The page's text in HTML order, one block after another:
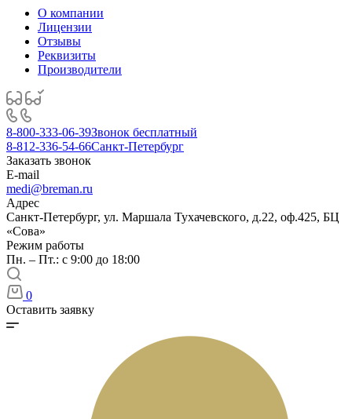
О компании
Лицензии
Отзывы
Реквизиты
Производители
8-800-333-06-39Звонок бесплатный
8-812-336-54-66Санкт-Петербург
Заказать звонок
E-mail
medi@breman.ru
Адрес
Санкт-Петербург, ул. Маршала Тухачевского, д.22, оф.425, БЦ
«Сова»
Режим работы
Пн. – Пт.: с 9:00 до 18:00
0
Оставить заявку